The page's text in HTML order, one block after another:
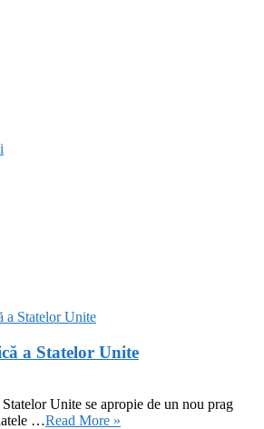
a Statelor Unite
Unite se apropie de un nou prag
…Read More »